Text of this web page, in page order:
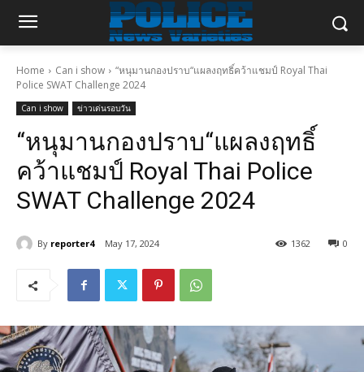
Home Can i show
“หนุมานกองปราบ“แผลงฤทธิ์คว้าแชมป์ Royal Thai
Police SWAT Challenge 2024
Can i show ข่าวเด่นรอบวัน
“หนุมานกองปราบ“แผลงฤทธิ์
คว้าแชมป์ Royal Thai Police
SWAT Challenge 2024
By reporter4 May 17, 2024 0
1362